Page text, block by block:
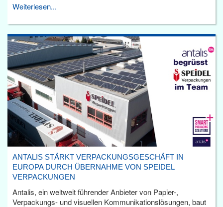
Weiterlesen...
ANTALIS STÄRKT VERPACKUNGSGESCHÄFT IN
EUROPA DURCH ÜBERNAHME VON SPEIDEL
VERPACKUNGEN
Antalis, ein weltweit führender Anbieter von Papier-,
Verpackungs- und visuellen Kommunikationslösungen, baut